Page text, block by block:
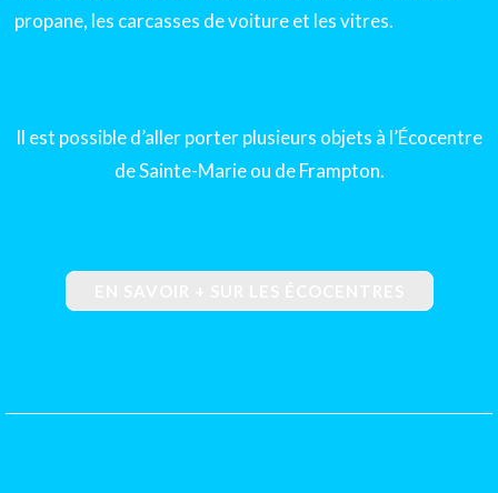
propane, les carcasses de voiture et les vitres.
Il est possible d’aller porter plusieurs objets à l’Écocentre
de Sainte-Marie ou de Frampton.